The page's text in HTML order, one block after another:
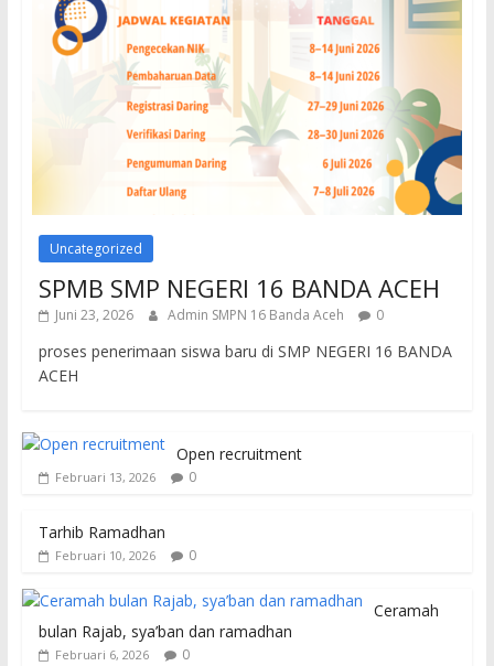
Uncategorized
SPMB SMP NEGERI 16 BANDA ACEH
Juni 23, 2026 Admin SMPN 16 Banda Aceh 0
proses penerimaan siswa baru di SMP NEGERI 16 BANDA
ACEH
Open recruitment
Februari 13, 2026 0
Tarhib Ramadhan
Februari 10, 2026 0
Ceramah
bulan Rajab, sya’ban dan ramadhan
Februari 6, 2026 0